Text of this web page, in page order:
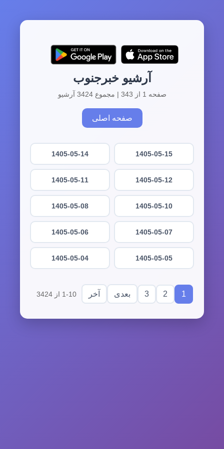
آرشیو خبرجنوب
صفحه 1 از 343 | مجموع 3424 آرشیو
صفحه اصلی
1405-05-15
1405-05-14
1405-05-12
1405-05-11
1405-05-10
1405-05-08
1405-05-07
1405-05-06
1405-05-05
1405-05-04
1
2
3 بعدی آخر 1-10 از 3424